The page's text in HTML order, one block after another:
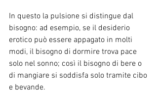
In questo la pulsione si distingue dal
bisogno: ad esempio, se il desiderio
erotico può essere appagato in molti
modi, il bisogno di dormire trova pace
solo nel sonno; così il bisogno di bere o
di mangiare si soddisfa solo tramite cibo
e bevande.